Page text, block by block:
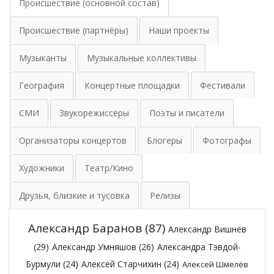
Происшествие (основной состав)
Происшествие (партнёры) Наши проекты
Музыканты Музыкальные коллективы
География Концертные площадки Фестивали
СМИ Звукорежиссёры Поэты и писатели
Организаторы концертов Блогеры Фотографы
Художники Театр/Кино
Друзья, близкие и тусовка Релизы
Александр Баранов(87) Александр Вишнёв
(29) Александр Умняшов (26) Александра Тэвдой-
Бурмули (24) Алексей Старчихин (24) Алексей Шмелёв